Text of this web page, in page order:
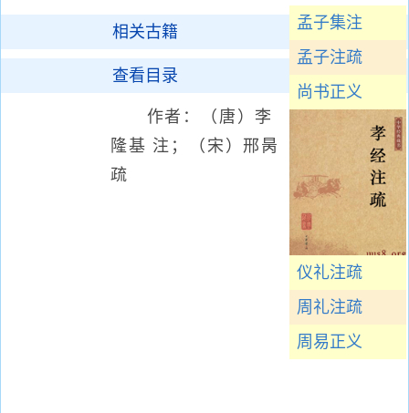
孟子集注
孟子注疏
尚书正义
仪礼注疏
周礼注疏
周易正义
相关古籍
查看目录
作者：（唐）李
隆基 注；（宋）邢昺
疏